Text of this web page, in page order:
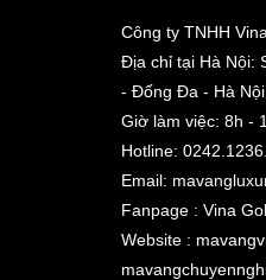
Công ty TNHH
Địa chỉ tại Hà Nội:
- Đống Đa - Hà Nội.
Giờ làm việc: 8h -
Hotline:
Email:
Fanpage : Vina
Website :